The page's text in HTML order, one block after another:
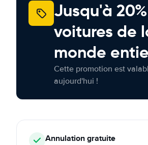
Jusqu'à
voitures de
monde
Cette promotion est
aujourd'hui !
Annulationgratuite